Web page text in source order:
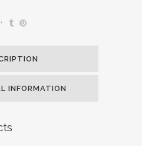
INFORMATION